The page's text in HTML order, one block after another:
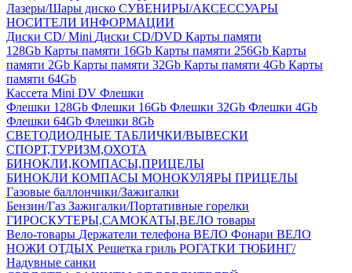
Лазеры/Шары диско СУВЕНИРЫ/АКСЕССУАРЫ
НОСИТЕЛИ ИНФОРМАЦИИ
Диски CD/ Mini Диски CD/DVD Карты памяти
128Gb Карты памяти 16Gb Карты памяти 256Gb Карты
памяти 2Gb Карты памяти 32Gb Карты памяти 4Gb Карты
памяти 64Gb
Кассета Mini DV Флешки
Флешки 128Gb Флешки 16Gb Флешки 32Gb Флешки 4Gb
Флешки 64Gb Флешки 8Gb
СВЕТОДИОДНЫЕ ТАБЛИЧКИ/ВЫВЕСКИ
СПОРТ,ТУРИЗМ,ОХОТА
БИНОКЛИ,КОМПАСЫ,ПРИЦЕЛЫ
БИНОКЛИ КОМПАСЫ МОНОКУЛЯРЫ ПРИЦЕЛЫ
Газовые баллончики/Зажигалки
Бензин/Газ Зажигалки/Портативные горелки
ГИРОСКУТЕРЫ,САМОКАТЫ,ВЕЛО товары
Вело-товары Держатели телефона ВЕЛО Фонари ВЕЛО
НОЖИ ОТДЫХ Решетка гриль РОГАТКИ ТЮБИНГ/
Надувные санки